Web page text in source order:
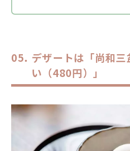
デザートは「尚和
い（480円）」